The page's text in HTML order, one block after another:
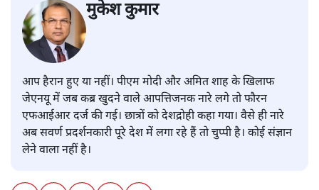
मुकेश कुमार
आप हैरान हुए या नहीं। पीएम मोदी और अमित शाह के खिलाफ
जेएनयू में जब कब्र खुदने वाले आपत्तिजनक नारे लगे तो फौरन
एफआईआर दर्ज की गई। छात्रों को देशद्रोही कहा गया। वैसे ही नारे
अब सवर्ण प्रदर्शनकारी पूरे देश में लगा रहे हैं तो चुप्पी है। कोई संज्ञान
लेने वाला नहीं है।